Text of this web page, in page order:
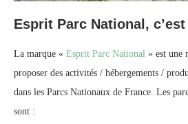
Esprit Parc National,
La marque « Esprit Parc National » est une
proposer des activités / hébergements /
dans les Parcs Nationaux de France. Les
sont :